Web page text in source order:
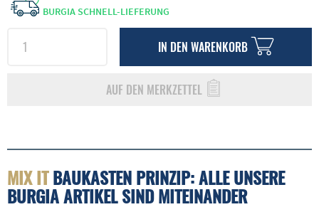
BURGIA SCHNELL-LIEFERUNG
IN DEN WARENKORB
AUF DEN MERKZETTEL
MIX ITBAUKASTEN PRINZIP: ALLE UNSERE
BURGIA ARTIKEL SIND MITEINANDER